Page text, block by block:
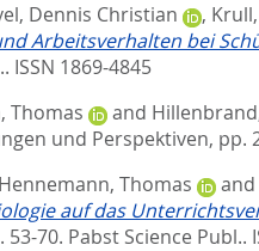
Dennis Christian ,
Arbeitsverhalten bei
ISSN 1869-4845
Thomas and
und Perspektiven, pp.
Hennemann, Thomas and
auf das
53-70. Pabst Science Publ..